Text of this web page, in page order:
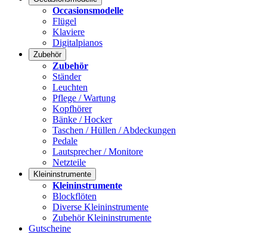
Occasionsmodelle
Flügel
Klaviere
Digitalpianos
Zubehör
Zubehör
Ständer
Leuchten
Pflege / Wartung
Kopfhörer
Bänke / Hocker
Taschen / Hüllen / Abdeckungen
Pedale
Lautsprecher / Monitore
Netzteile
Kleininstrumente
Kleininstrumente
Blockflöten
Diverse Kleininstrumente
Zubehör Kleininstrumente
Gutscheine